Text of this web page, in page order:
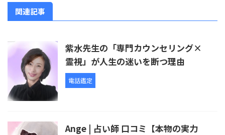
関連記事
紫水先生の「専門カウンセリング×
霊視」が人生の迷いを断つ理由
電話鑑定
Ange | 占い師 口コミ【本物の実力